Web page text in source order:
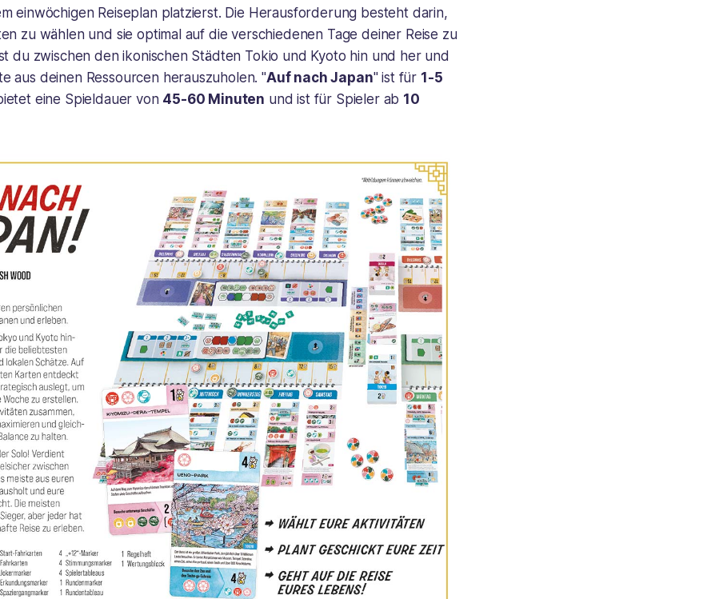
einwöchigen Reiseplan platzierst. Die Herausforderung besteht darin,
zu wählen und sie optimal auf die verschiedenen Tage deiner Reise zu
du zwischen den ikonischen Städten Tokio und Kyoto hin und her und
aus deinen Ressourcen herauszuholen. "Auf nach Japan" ist für 1-5
eine Spieldauer von 45-60 Minuten und ist für Spieler ab 10